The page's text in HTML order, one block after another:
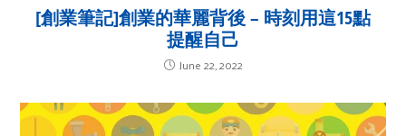
[創業筆記]創業的華麗背後 – 時刻用這15點
提醒自己
June 22, 2022